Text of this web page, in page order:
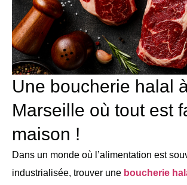
Une boucherie halal
Marseille où tout est
maison !
Dans un monde où l’alimentation est
industrialisée, trouver une boucherie